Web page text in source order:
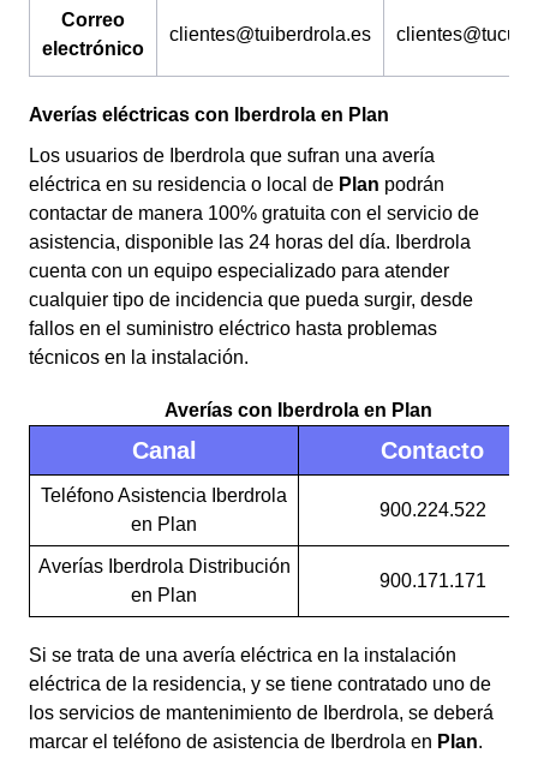
Correo
electrónico
clientes@tuiberdrola.es
Averías eléctricas con Iberdrola en Plan
Los usuarios de Iberdrola que sufran una avería
eléctrica en su residencia o local de Plan podrán
contactar de manera 100% gratuita con el servicio de
asistencia, disponible las 24 horas del día. Iberdrola
cuenta con un equipo especializado para atender
cualquier tipo de incidencia que pueda surgir, desde
fallos en el suministro eléctrico hasta problemas
técnicos en la instalación.
Averías con Iberdrola en Plan
Canal Contacto
Teléfono Asistencia Iberdrola
en Plan
900.224.522
Averías Iberdrola Distribución
en Plan
900.171.171
Si se trata de una avería eléctrica en la instalación
eléctrica de la residencia, y se tiene contratado uno de
los servicios de mantenimiento de Iberdrola, se deberá
marcar el teléfono de asistencia de Iberdrola en Plan.